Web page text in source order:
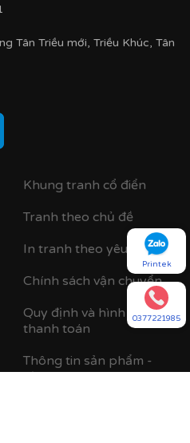
bản khung nhỏ
Tân Triều mới, Triều Khúc, Tân
Khung tranh cổ điển
Tranh theo chủ đề
In tranh theo yêu cầu
Chính sách vận chuyển
Quy định và hình thức
thanh toán
Thông tin sản phẩm -
dịch vụ do công ty cung
Printek
0377221985